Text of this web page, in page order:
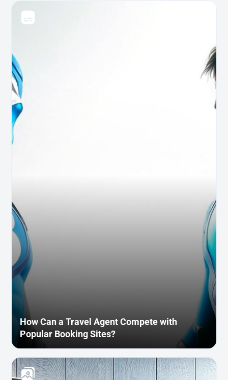
How Can a Travel Agent Compete with
Popular Booking Sites?